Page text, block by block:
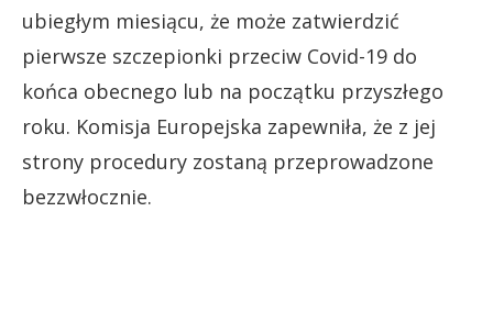
ubiegłym miesiącu, że może zatwierdzić
pierwsze szczepionki przeciw Covid-19 do
końca obecnego lub na początku przyszłego
roku. Komisja Europejska zapewniła, że z jej
strony procedury zostaną przeprowadzone
bezzwłocznie.